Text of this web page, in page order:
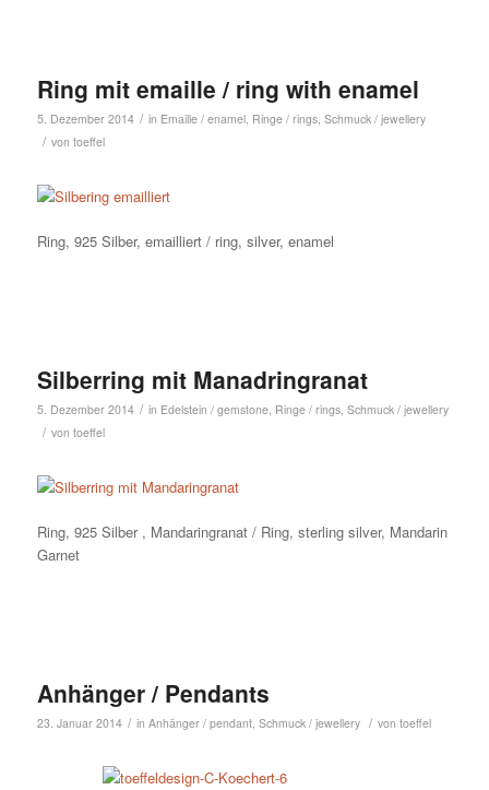
Ring mit emaille / ring with enamel
5. Dezember 2014 / in Emaille / enamel, Ringe / rings, Schmuck / jewellery
/ von toeffel
Ring, 925 Silber, emailliert / ring, silver, enamel
Silberring mit Manadringranat
5. Dezember 2014 / in Edelstein / gemstone, Ringe / rings, Schmuck / jewellery
/ von toeffel
Ring, 925 Silber , Mandaringranat / Ring, sterling silver, Mandarin
Garnet
Anhänger / Pendants
23. Januar 2014 / in Anhänger / pendant, Schmuck / jewellery / von toeffel